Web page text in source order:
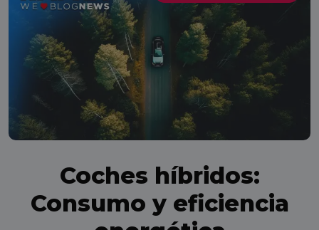
Coches híbridos:
Consumo y eficiencia